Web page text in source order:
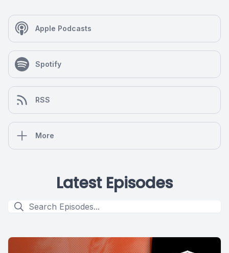
Apple Podcasts
Spotify
RSS
More
Latest Episodes